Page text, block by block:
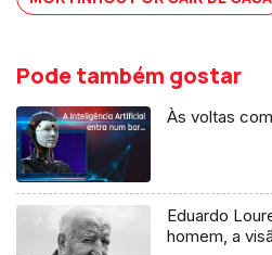
Pode também gostar
Às voltas
Eduardo
homem, a